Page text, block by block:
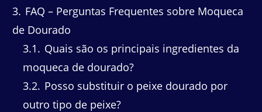
3 FAQ – Perguntas Frequentes sobre Moqueca
de Dourado
3.1
Quais são os principais ingredientes da
moqueca de dourado?
3.2 Posso substituir o peixe dourado por
outro tipo de peixe?